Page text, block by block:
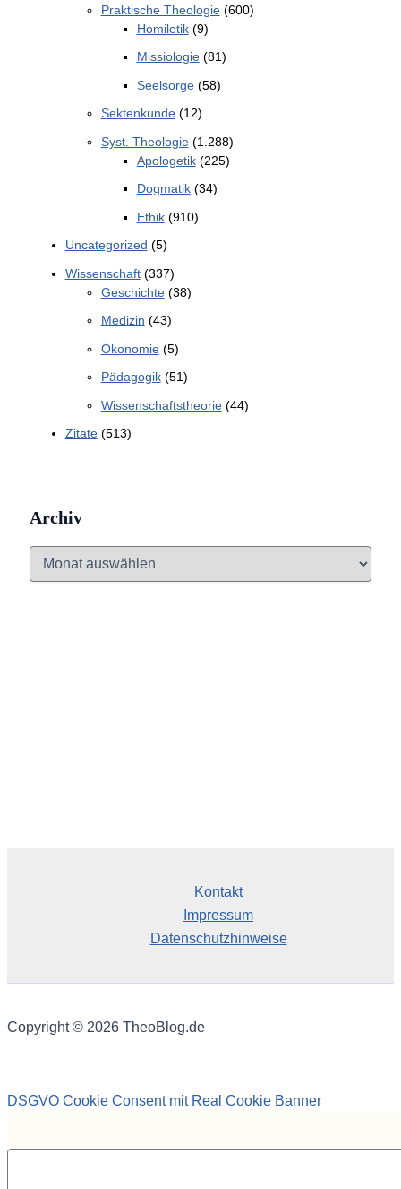
Praktische Theologie(600)
Homiletik(9)
Missiologie(81)
Seelsorge(58)
Sektenkunde(12)
Syst. Theologie(1.288)
Apologetik(225)
Dogmatik(34)
Ethik(910)
Uncategorized (5)
Wissenschaft(337)
Geschichte(38)
Medizin (43)
Ökonomie(5)
Pädagogik(51)
Wissenschaftstheorie(44)
Zitate(513)
Archiv
Kontakt
Impressum
Datenschutzhinweise
Copyright © 2026 TheoBlog.de
DSGVO Cookie Consent mit Real Cookie Banner